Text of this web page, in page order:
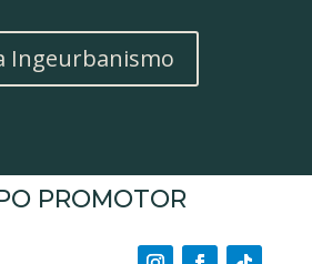
Ingeurbanismo
PROMOTOR